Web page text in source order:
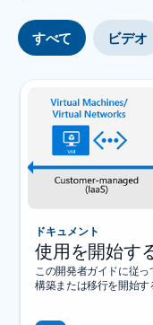
すべて ビデオ
ドキュメント
使用を開始す
この開発者ガイドに従
構築または移行を開始す